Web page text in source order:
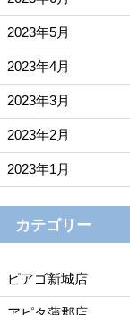
2023年5月
2023年4月
2023年3月
2023年2月
2023年1月
カテゴリー
ピアゴ新城店